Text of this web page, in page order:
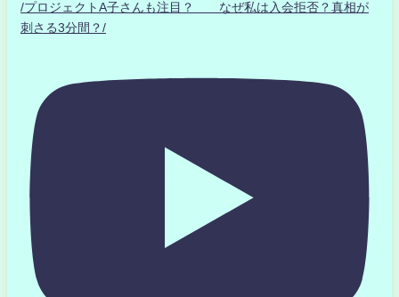
/プロジェクトA子さんも注目？ なぜ私は入会拒否？真相が
刺さる3分間？/